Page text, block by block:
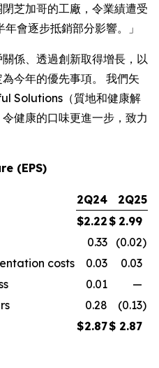
芝加哥的工廠，令業績遭受
會逐步抵銷部分影響。」
係、透過創新取得增長，以
今年的優先事項。 我們矢
Solutions（質地和健康解
健康的口味更進一步，致力
(EPS)
2Q24
2Q25
$2.22$ 2.99
0.33 (0.02)
costs
0.03
0.03
0.01
—
0.28 (0.13)
$2.87$ 2.87